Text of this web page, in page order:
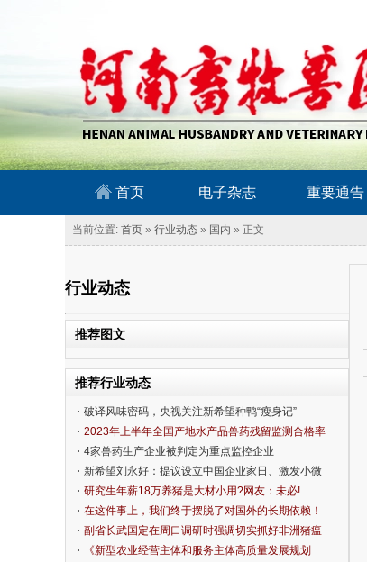
首页 电子杂志 重要通告
当前位置: 首页 » 行业动态 » 国内 » 正文
行业动态
推荐图文
推荐行业动态
破译风味密码，央视关注新希望种鸭“瘦身记”
2023年上半年全国产地水产品兽药残留监测合格率
为99.2%
4家兽药生产企业被判定为重点监控企业
新希望刘永好：提议设立中国企业家日、激发小微
市场活力
研究生年薪18万养猪是大材小用?网友：未必!
在这件事上，我们终于摆脱了对国外的长期依赖！
副省长武国定在周口调研时强调切实抓好非洲猪瘟
防控工作
《新型农业经营主体和服务主体高质量发展规划